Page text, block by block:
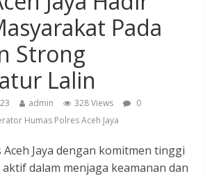
Pada
Strong
Lalin
admin 328 Views
0
Humas Polres Aceh Jaya
Aceh Jaya dengan komitmen tinggi
dalam menjaga keamanan dan